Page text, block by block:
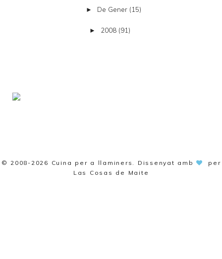
► De Gener (15)
► 2008 (91)
© 2008-2026 Cuina per a llaminers . Dissenyat amb
per
Las Cosas de Maite